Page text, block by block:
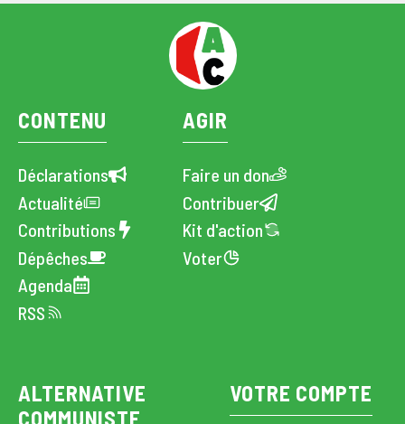
CONTENU
Déclarations
Actualité
Contributions
Dépêches
Agenda
RSS
AGIR
Faire un don
Contribuer
Kit d'action
Voter
ALTERNATIVE
COMMUNISTE
VOTRE COMPTE